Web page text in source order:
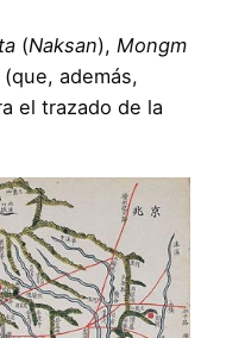
(Naksan), Mongm
(que, además,
el trazado de la